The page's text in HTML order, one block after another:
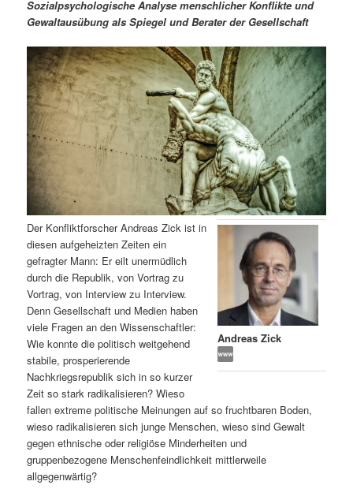
r
e
n
I
n
l
t
s
p
r
i
d
ä
r
e
n
h
a
l
t
s
p
n
a
a
t
i
o
n
Sozialpsychologische Analyse menschlicher Konflikte und
Gewaltausübung als Spiegel und Berater der Gesellschaft
Andreas Zick
Der Konfliktforscher Andreas Zick ist in
diesen aufgeheizten Zeiten ein
gefragter Mann: Er eilt unermüdlich
durch die Republik, von Vortrag zu
Vortrag, von Interview zu Interview.
Denn Gesellschaft und Medien haben
viele Fragen an den Wissenschaftler:
Wie konnte die politisch weitgehend
stabile, prosperierende
Nachkriegsrepublik sich in so kurzer
Zeit so stark radikalisieren? Wieso
fallen extreme politische Meinungen auf so fruchtbaren Boden,
wieso radikalisieren sich junge Menschen, wieso sind Gewalt
gegen ethnische oder religiöse Minderheiten und
gruppenbezogene Menschenfeindlichkeit mittlerweile
allgegenwärtig?